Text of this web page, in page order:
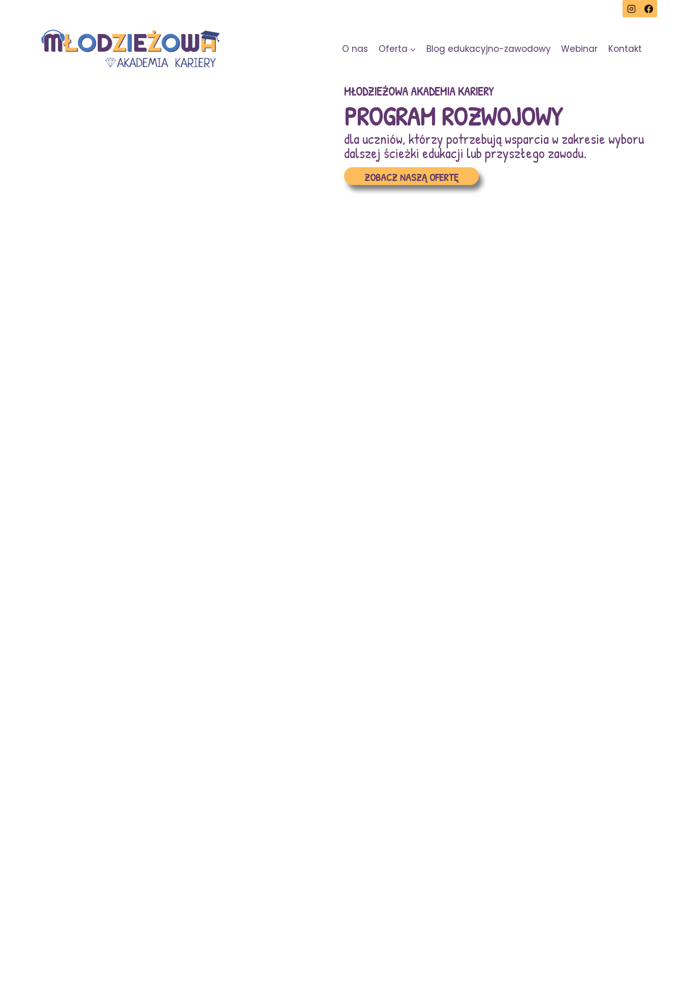
O nas Oferta Blog edukacyjno-zawodowy Webinar Kontakt
MŁODZIEŻOWA AKADEMIA KARIERY
PROGRAM ROZWOJOWY
dla uczniów, którzy potrzebują wsparcia w zakresie wyboru
dalszej ścieżki edukacji lub przyszłego zawodu.
ZOBACZ NASZĄ OFERTĘ